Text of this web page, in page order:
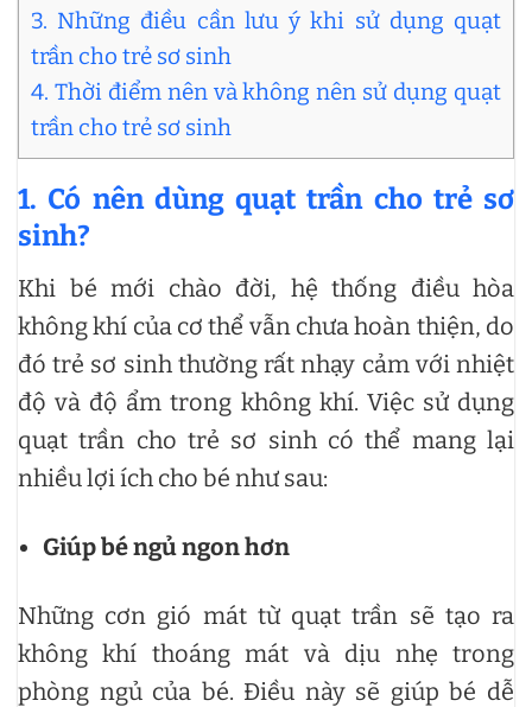
3. Những điều cần lưu ý khi sử dụng quạt
trần cho trẻ sơ sinh
4. Thời điểm nên và không nên sử dụng quạt
trần cho trẻ sơ sinh
1. Có nên dùng quạt trần cho trẻ sơ
sinh?
Khi bé mới chào đời, hệ thống điều hòa
không khí của cơ thể vẫn chưa hoàn thiện, do
đó trẻ sơ sinh thường rất nhạy cảm với nhiệt
độ và độ ẩm trong không khí. Việc sử dụng
quạt trần cho trẻ sơ sinh có thể mang lại
nhiều lợi ích cho bé như sau:
Giúp bé ngủ ngon hơn
Những cơn gió mát từ quạt trần sẽ tạo ra
không khí thoáng mát và dịu nhẹ trong
phòng ngủ của bé. Điều này sẽ giúp bé dễ